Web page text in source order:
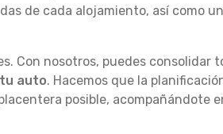
de cada alojamiento, así como
Con nosotros, puedes
auto. Hacemos que la
posible, acompañándote